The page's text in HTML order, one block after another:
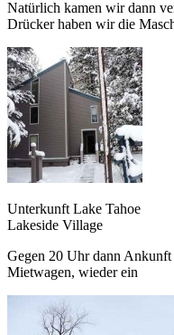
Natürlich kamen wir dann
Drücker haben wir die
Unterkunft Lake Tahoe
Lakeside Village
Gegen 20 Uhr dann Ankunft
Mietwagen, wieder ein